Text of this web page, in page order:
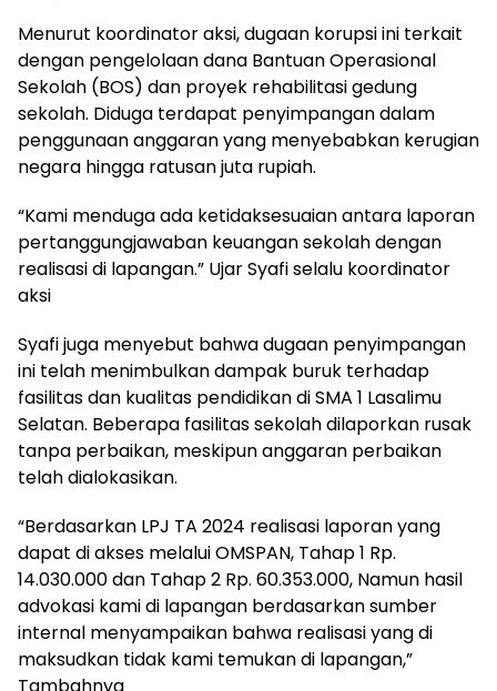
Menurut koordinator aksi, dugaan korupsi ini terkait
dengan pengelolaan dana Bantuan Operasional
Sekolah (BOS) dan proyek rehabilitasi gedung
sekolah. Diduga terdapat penyimpangan dalam
penggunaan anggaran yang menyebabkan kerugian
negara hingga ratusan juta rupiah.
“Kami menduga ada ketidaksesuaian antara laporan
pertanggungjawaban keuangan sekolah dengan
realisasi di lapangan.” Ujar Syafi selalu koordinator
aksi
Syafi juga menyebut bahwa dugaan penyimpangan
ini telah menimbulkan dampak buruk terhadap
fasilitas dan kualitas pendidikan di SMA 1 Lasalimu
Selatan. Beberapa fasilitas sekolah dilaporkan rusak
tanpa perbaikan, meskipun anggaran perbaikan
telah dialokasikan.
“Berdasarkan LPJ TA 2024 realisasi laporan yang
dapat di akses melalui OMSPAN, Tahap 1 Rp.
14.030.000 dan Tahap 2 Rp. 60.353.000, Namun hasil
advokasi kami di lapangan berdasarkan sumber
internal menyampaikan bahwa realisasi yang di
maksudkan tidak kami temukan di lapangan,”